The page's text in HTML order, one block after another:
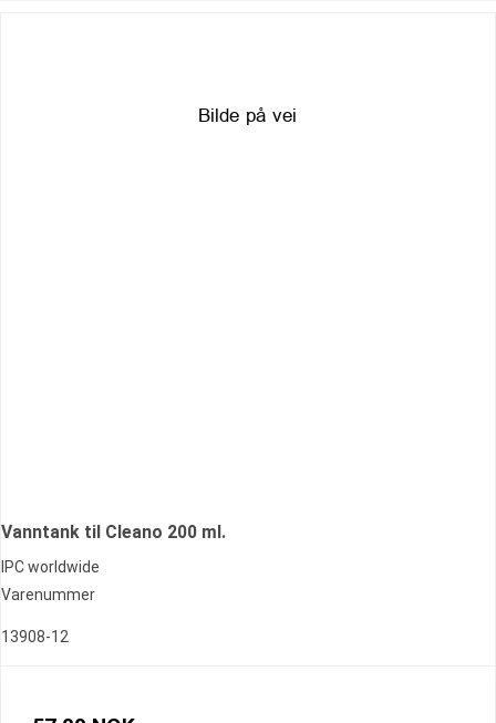
Vanntank til Cleano 200 ml.
IPC worldwide
Varenummer
13908-12